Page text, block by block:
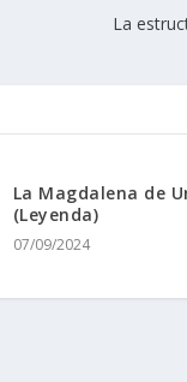
La
La Magdalena de
(Leyenda)
07/09/2024